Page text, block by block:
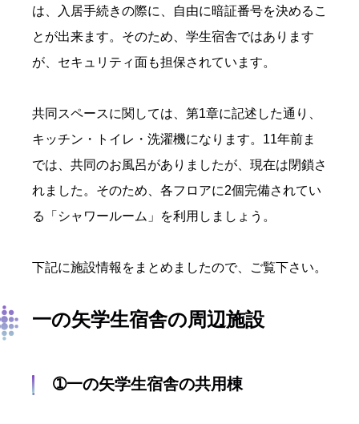
は、入居手続きの際に、自由に暗証番号を決めるこ
とが出来ます。そのため、学生宿舎ではあります
が、セキュリティ面も担保されています。
共同スペースに関しては、第1章に記述した通り、
キッチン・トイレ・洗濯機になります。11年前ま
では、共同のお風呂がありましたが、現在は閉鎖さ
れました。そのため、各フロアに2個完備されてい
る「シャワールーム」を利用しましょう。
下記に施設情報をまとめましたので、ご覧下さい。
一の矢学生宿舎の周辺施設
➀一の矢学生宿舎の共用棟